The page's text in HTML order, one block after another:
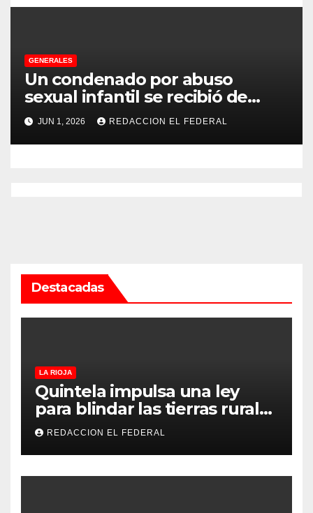
GENERALES
Un condenado por abuso
sexual infantil se recibió de
psicopedagogo dentro del
Servicio Penitenciario de La
Rioja
JUN 1, 2026 REDACCION EL FEDERAL
Destacadas
LA RIOJA
Quintela impulsa una ley
para blindar las tierras rurales
de La Rioja: cuáles son los
principales puntos
REDACCION EL FEDERAL